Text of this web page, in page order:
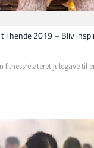
hende 2019 – Bliv
fitnessrelateret julegave til